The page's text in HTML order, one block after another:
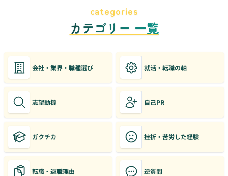
categories
カテゴリー 一覧
会社・業界・職種選び 就活・転職の軸
志望動機 自己PR
ガクチカ 挫折・苦労した経験
転職・退職理由 逆質問